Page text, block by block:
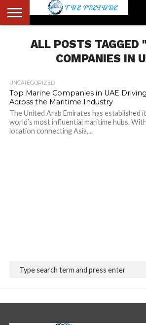
ACCOUNT
AUTHORS
LIST
FULL-
WIDTH
HOME
LATEST
NEWS
LOGIN
LOGOUT
MEMBERS
PASSWORD
RESET
REGISTER
SAMPLE
PAGE
TYPOGRAPHY
USERALL POSTS TAGGED
COMPANIES IN
UNCATEGORIZED
Top Marine Companies in UAE
Across the Maritime Industry
The United Arab Emirates has established
world’s most influential maritime hubs.
location connecting Asia,...